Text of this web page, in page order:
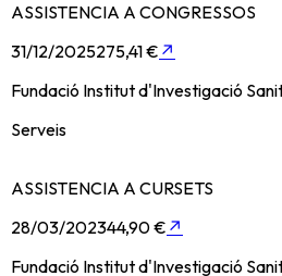
ASSISTENCIA A CONGRESSOS
31/12/2025275,41 € ↗
Fundació Institut d'Investigació
Serveis
ASSISTENCIA A CURSETS
28/03/202344,90 € ↗
Fundació Institut d'Investigació